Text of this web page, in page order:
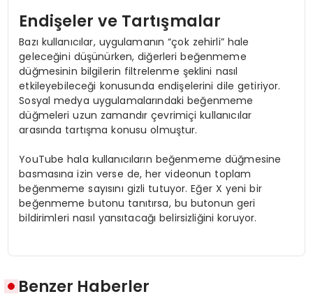
Endişeler ve Tartışmalar
Bazı kullanıcılar, uygulamanın “çok zehirli” hale
geleceğini düşünürken, diğerleri beğenmeme
düğmesinin bilgilerin filtrelenme şeklini nasıl
etkileyebileceği konusunda endişelerini dile getiriyor.
Sosyal medya uygulamalarındaki beğenmeme
düğmeleri uzun zamandır çevrimiçi kullanıcılar
arasında tartışma konusu olmuştur.
YouTube hala kullanıcıların beğenmeme düğmesine
basmasına izin verse de, her videonun toplam
beğenmeme sayısını gizli tutuyor. Eğer X yeni bir
beğenmeme butonu tanıtırsa, bu butonun geri
bildirimleri nasıl yansıtacağı belirsizliğini koruyor.
Benzer Haberler